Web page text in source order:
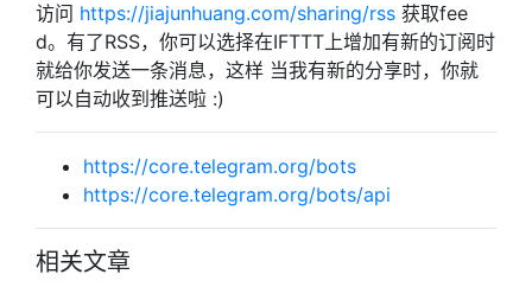
访问 https://jiajunhuang.com/sharing/rss 获取fee
d。有了RSS，你可以选择在IFTTT上增加有新的订阅时
就给你发送一条消息，这样 当我有新的分享时，你就
可以自动收到推送啦 :)
https://core.telegram.org/bots
https://core.telegram.org/bots/api
相关文章